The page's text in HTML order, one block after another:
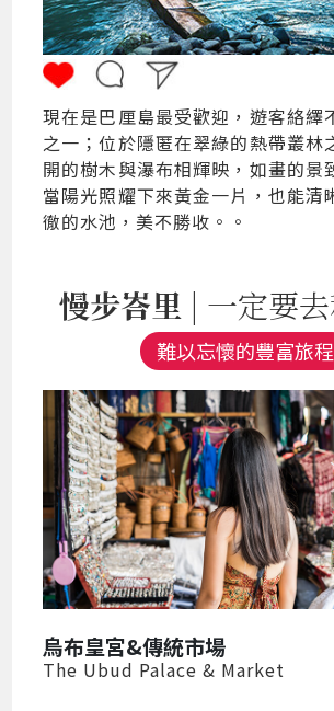
現在是巴厘島最受歡迎，遊客絡繹
之一；位於隱匿在翠綠的熱帶叢林
開的樹木與瀑布相輝映，如畫的景
當陽光照耀下來黃金一片，也能清
徹的水池，美不勝收。。
慢步峇里 | 一定要
難以忘懷的豐富旅程
烏布皇宮&傳統市場
The Ubud Palace & Market